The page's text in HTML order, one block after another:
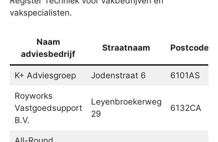
vakspecialisten.
Naam
adviesbedrijf
Straatnaam Postcode
K+ Adviesgroep Jodenstraat 6 6101AS
Royworks
Vastgoedsupport
B.V.
Leyenbroekerweg
29
6132CA